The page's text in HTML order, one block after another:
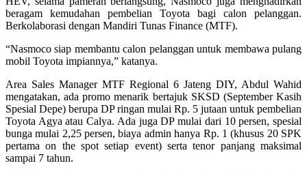
beragam kemudahan pembelian Toyota bagi calon pelanggan.
Berkolaborasi dengan Mandiri Tunas Finance (MTF).
“Nasmoco siap membantu calon pelanggan untuk membawa pulang
mobil Toyota impiannya,” katanya.
Area Sales Manager MTF Regional 6 Jateng DIY, Abdul Wahid
mengatakan, ada promo menarik bertajuk SKSD (September Kasih
Spesial Depe) berupa DP ringan mulai Rp. 5 jutaan untuk pembelian
Toyota Agya atau Calya. Ada juga DP mulai dari 10 persen, spesial
bunga mulai 2,25 persen, biaya admin hanya Rp. 1 (khusus 20 SPK
pertama on the spot setiap event) serta tenor panjang maksimal
sampai 7 tahun.